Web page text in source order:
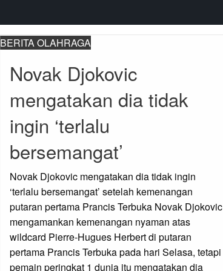
BERITA OLAHRAGA
Novak Djokovic
mengatakan dia tidak
ingin ‘terlalu
bersemangat’
Novak Djokovic mengatakan dia tidak ingin
‘terlalu bersemangat’ setelah kemenangan
putaran pertama Prancis Terbuka Novak Djokovic
mengamankan kemenangan nyaman atas
wildcard Pierre-Hugues Herbert di putaran
pertama Prancis Terbuka pada hari Selasa, tetapi
pemain peringkat 1 dunia itu mengatakan dia